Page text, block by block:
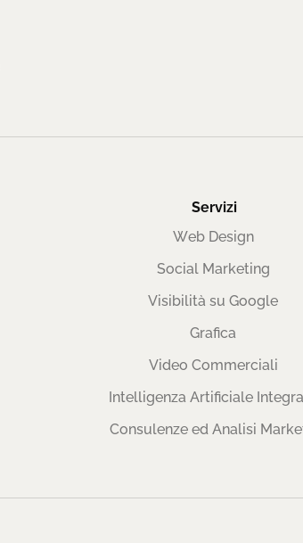
Servizi
Web Design
Social Marketing
Visibilità su Google
Grafica
Video Commerciali
Intelligenza Artificiale
Consulenze ed Analisi